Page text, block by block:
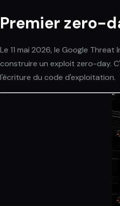
Premier zero-
Le 11 mai 2026, le Google
construire un exploit zero-day.
l'écriture du code d'exploitation.